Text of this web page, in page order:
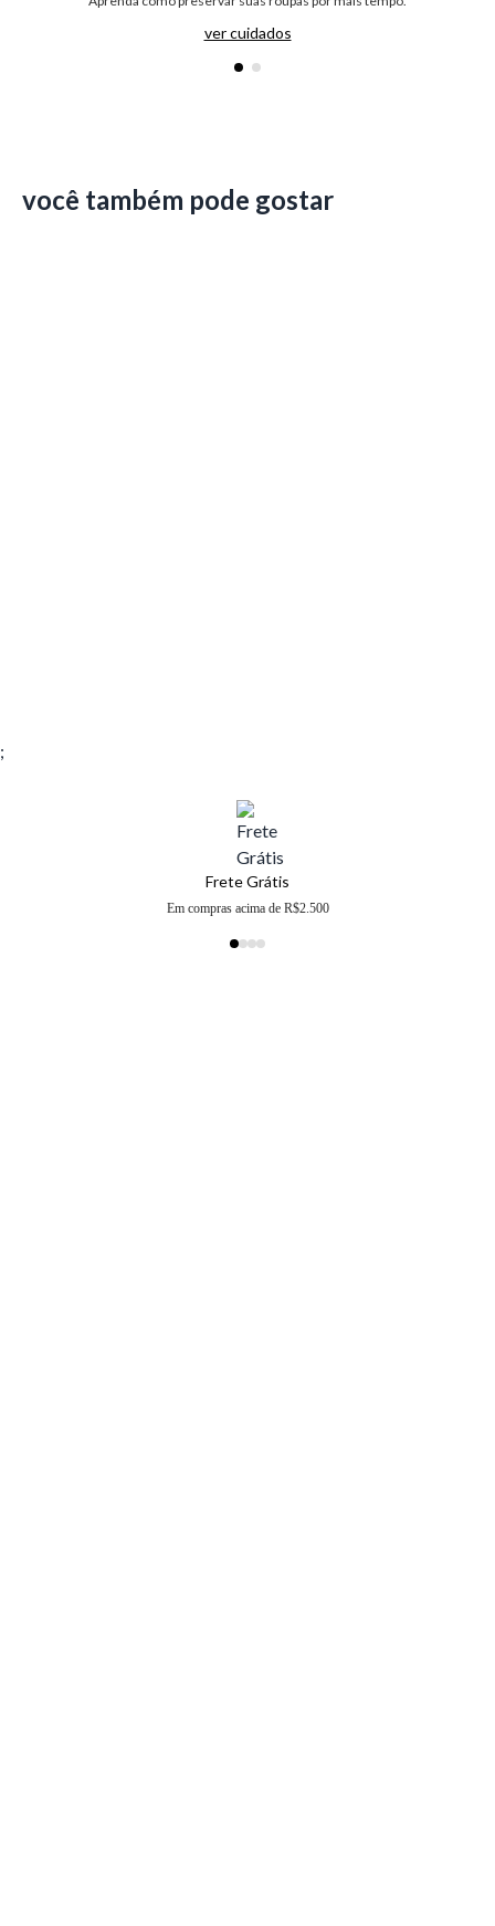
ver cuidados
você também pode gostar
;
Frete Grátis
Em compras acima de R$2.500